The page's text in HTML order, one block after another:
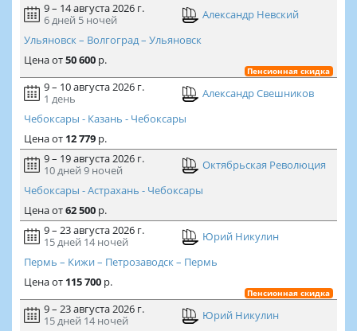
9 – 14 августа 2026 г.
6 дней 5 ночей
Александр Невский
Ульяновск – Волгоград – Ульяновск
Ценаот50 600р.
Пенсионная скидка
9 – 10 августа 2026 г.
1 день
Александр Свешников
Чебоксары - Казань - Чебоксары
Ценаот 12 779р.
9 – 19 августа 2026 г.
10 дней 9 ночей
Октябрьская Революция
Чебоксары - Астрахань - Чебоксары
Ценаот62 500р.
9 – 23 августа 2026 г.
15 дней 14 ночей
Юрий Никулин
Пермь – Кижи – Петрозаводск – Пермь
Ценаот 115 700р.
Пенсионная скидка
9 – 23 августа 2026 г.
15 дней 14 ночей
Юрий Никулин